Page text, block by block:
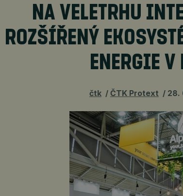
NA VELETRHU
ROZŠÍŘENÝ
ENERGIE V
čtk ČTK Protext 28.